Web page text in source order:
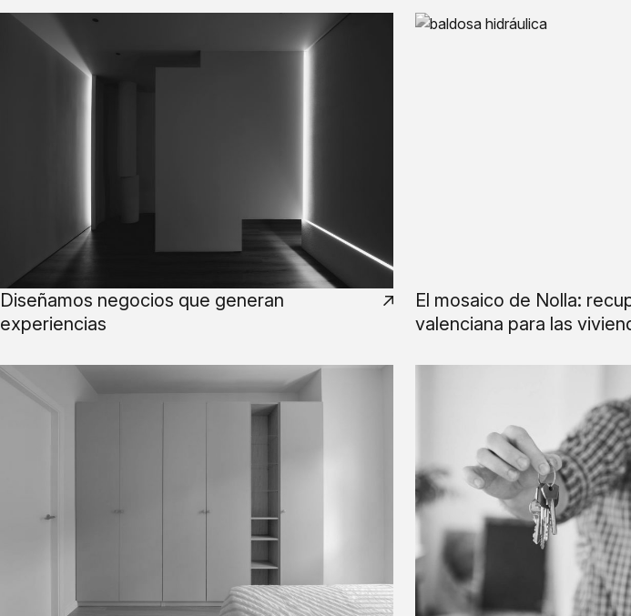
Diseñamos negocios que generan
experiencias
El mosaico de Nolla:
valenciana para las